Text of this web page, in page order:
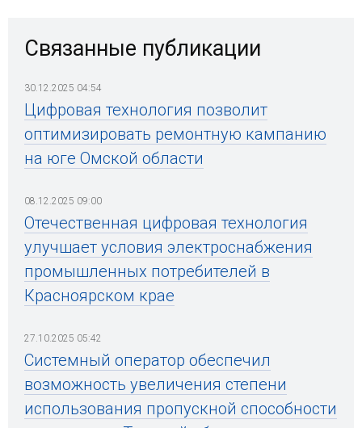
Связанные публикации
30.12.2025 04:54
Цифровая технология позволит
оптимизировать ремонтную кампанию
на юге Омской области
08.12.2025 09:00
Отечественная цифровая технология
улучшает условия электроснабжения
промышленных потребителей в
Красноярском крае
27.10.2025 05:42
Системный оператор обеспечил
возможность увеличения степени
использования пропускной способности